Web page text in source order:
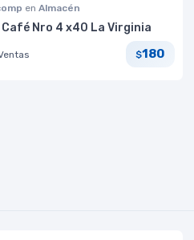
en Almacén
Nro 4 x40 La Virginia
$180